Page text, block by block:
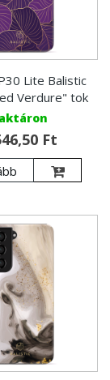
Lite Balistic
Verdure" tok
Ft